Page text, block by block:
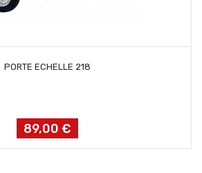
PORTE ECHELLE 218
Prix
89,00 €